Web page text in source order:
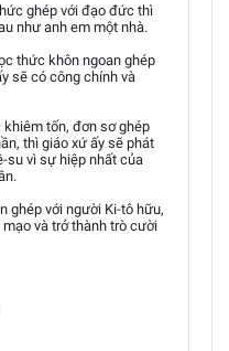
ghép với đạo đức thì
như anh em một nhà.
thức khôn ngoan ghép
sẽ có công chính và
tốn, đơn sơ ghép
thì giáo xứ ấy sẽ phát
su vì sự hiệp nhất của
ghép với người Ki-tô hữu,
và trở thành trò cười